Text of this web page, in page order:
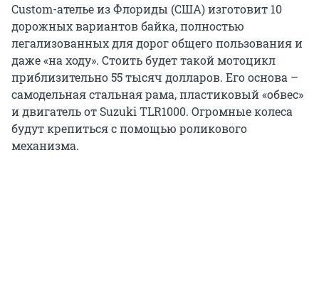
Custom-ателье из Флориды (США) изготовит 10
дорожных вариантов байка, полностью
легализованных для дорог общего пользования и
даже «на ходу». Стоить будет такой мотоцикл
приблизительно 55 тысяч долларов. Его основа –
самодельная стальная рама, пластиковый «обвес»
и двигатель от Suzuki TLR1000. Огромные колеса
будут крепиться с помощью роликового
механизма.